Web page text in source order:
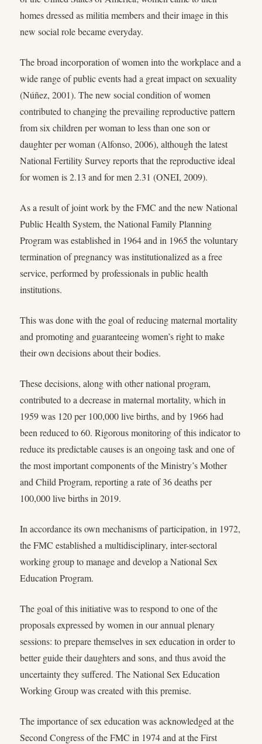
homes dressed as militia members and their image in this
new social role became everyday.
The broad incorporation of women into the workplace and a
wide range of public events had a great impact on sexuality
(Núñez, 2001). The new social condition of women
contributed to changing the prevailing reproductive pattern
from six children per woman to less than one son or
daughter per woman (Alfonso, 2006), although the latest
National Fertility Survey reports that the reproductive ideal
for women is 2.13 and for men 2.31 (ONEI, 2009).
As a result of joint work by the FMC and the new National
Public Health System, the National Family Planning
Program was established in 1964 and in 1965 the voluntary
termination of pregnancy was institutionalized as a free
service, performed by professionals in public health
institutions.
This was done with the goal of reducing maternal mortality
and promoting and guaranteeing women’s right to make
their own decisions about their bodies.
These decisions, along with other national program,
contributed to a decrease in maternal mortality, which in
1959 was 120 per 100,000 live births, and by 1966 had
been reduced to 60. Rigorous monitoring of this indicator to
reduce its predictable causes is an ongoing task and one of
the most important components of the Ministry’s Mother
and Child Program, reporting a rate of 36 deaths per
100,000 live births in 2019.
In accordance its own mechanisms of participation, in 1972,
the FMC established a multidisciplinary, inter-sectoral
working group to manage and develop a National Sex
Education Program.
The goal of this initiative was to respond to one of the
proposals expressed by women in our annual plenary
sessions: to prepare themselves in sex education in order to
better guide their daughters and sons, and thus avoid the
uncertainty they suffered. The National Sex Education
Working Group was created with this premise.
The importance of sex education was acknowledged at the
Second Congress of the FMC in 1974 and at the First